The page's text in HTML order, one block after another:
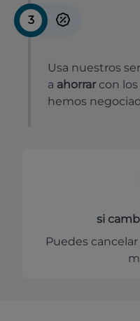
3
Usa nuestros
a ahorrar con
hemos
si
Puedes